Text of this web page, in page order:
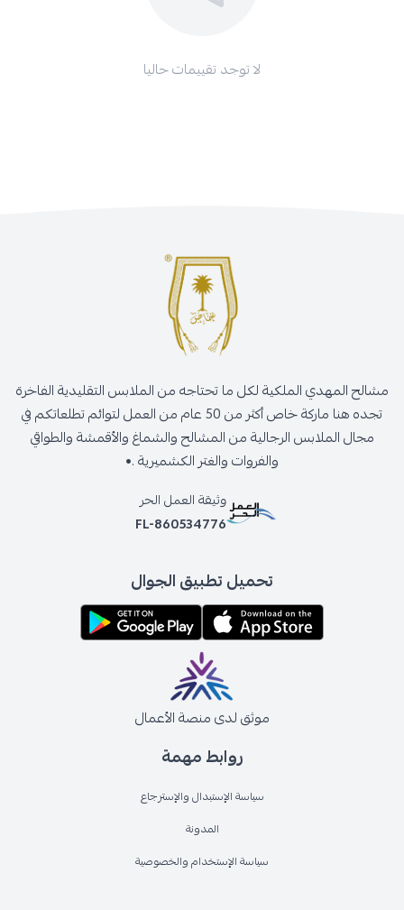
لا توجد تقييمات حاليا
روابط مهمة
سياسة الإستبدال والإسترجاع
المدونة
سياسة الإستخدام والخصوصية
مشالح المهدي الملكية لكل ما تحتاجه من الملابس التقليدية الفاخرة
تجده هنا ماركة خاص أكثر من 50 عام من العمل لتوائم تطلعاتكم في
مجال الملابس الرجالية من المشالح والشماغ والأقمشة والطواقي
والفروات والغتر الكشميرية .•
وثيقة العمل الحر
FL-860534776
تحميل تطبيق الجوال
موثق لدى منصة الأعمال